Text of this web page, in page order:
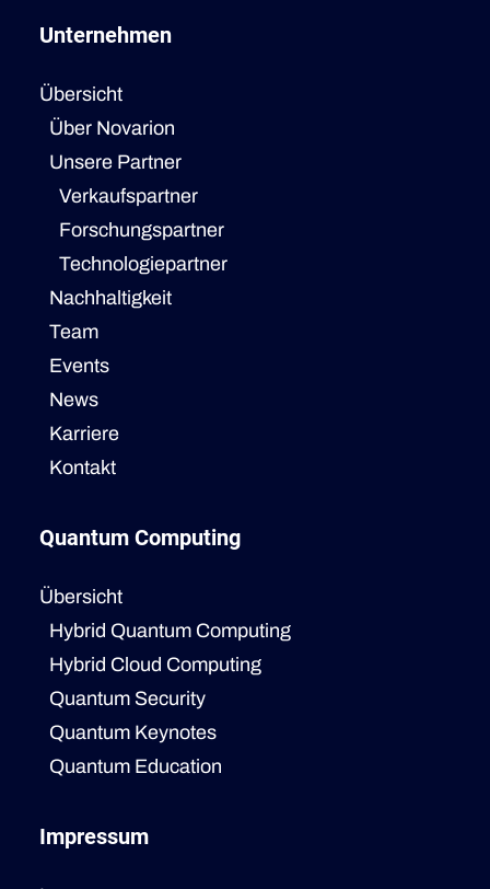
Unternehmen
Übersicht
Über Novarion
Unsere Partner
Verkaufspartner
Forschungspartner
Technologiepartner
Nachhaltigkeit
Team
Events
News
Karriere
Kontakt
Quantum Computing
Übersicht
Hybrid Quantum Computing
Hybrid Cloud Computing
Quantum Security
Quantum Keynotes
Quantum Education
Impressum